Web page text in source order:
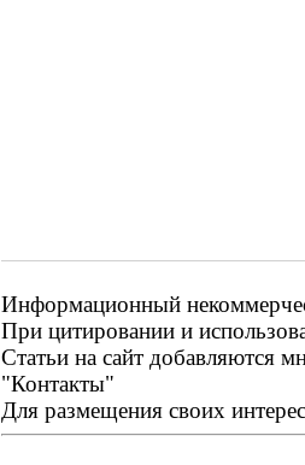
Информационный
При цитировании и
Статьи на сайт добавляются
"Контакты"
Для размещения своих